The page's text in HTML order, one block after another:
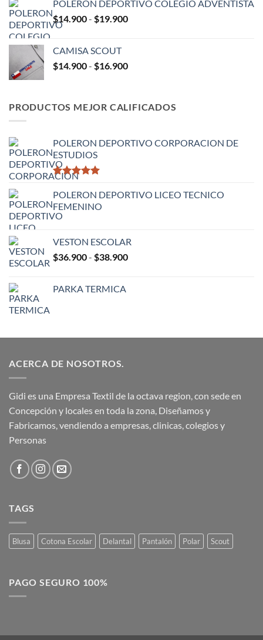
$15.900
precios:
desde
POLERON DEPORTIVO COLEGIO ADVENTISTA
$14.900- $19.900Rango
$14.900
CAMISA SCOUT
$14.900- $16.900Rango
desde
$14.900
$16.900
PRODUCTOS MEJOR CALIFICADOS
POLERON DEPORTIVO CORPORACION DE
ESTUDIOS
con 5.00
de 5
POLERON DEPORTIVO LICEO TECNICO
FEMENINO
VESTON ESCOLAR
$36.900- $38.900Rango
PARKA TERMICA
ACERCA DE NOSOTROS.
Gidi es una Empresa Textil de la octava region, con sede en
Concepción y locales en toda la zona, Diseñamos y
Fabricamos, vendiendo a empresas, clinicas, colegios y
Personas
TAGS
Blusa Cotona Escolar Delantal Pantalón Polar Scout
PAGO SEGURO 100%